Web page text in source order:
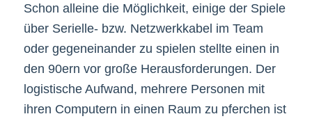
Schon alleine die Möglichkeit, einige der Spiele
über Serielle- bzw. Netzwerkkabel im Team
oder gegeneinander zu spielen stellte einen in
den 90ern vor große Herausforderungen. Der
logistische Aufwand, mehrere Personen mit
ihren Computern in einen Raum zu pferchen ist